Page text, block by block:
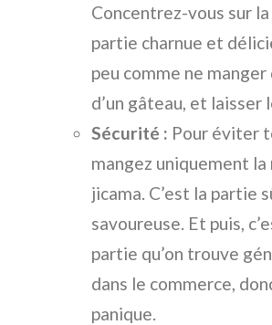
Concentrez-vous sur la
partie charnue et
peu comme ne
d’un gâteau, et laisser
Sécurité : Pour éviter
mangez uniquement la
jicama. C’est la partie
savoureuse. Et puis,
partie qu’on trouve
dans le commerce,
panique.